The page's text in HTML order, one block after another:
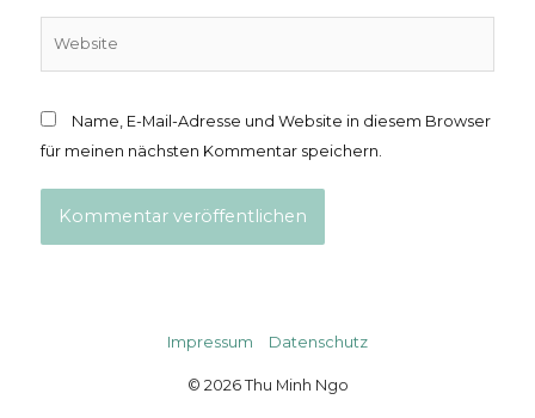
Name, E-Mail-Adresse und Website in diesem Browser
für meinen nächsten Kommentar speichern.
Impressum Datenschutz
© 2026 Thu Minh Ngo